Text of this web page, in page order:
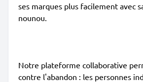
ses marques plus facilement avec
nounou.
Notre plateforme collaborative
contre l'abandon : les personnes